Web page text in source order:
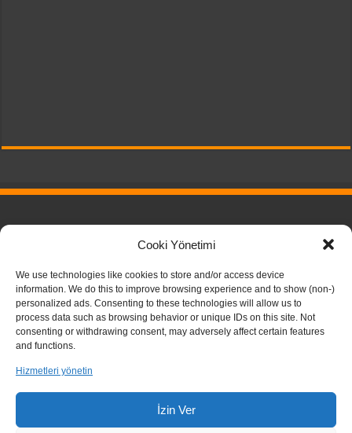
Cooki Yönetimi
We use technologies like cookies to store and/or access device
information. We do this to improve browsing experience and to show (non-)
personalized ads. Consenting to these technologies will allow us to
process data such as browsing behavior or unique IDs on this site. Not
consenting or withdrawing consent, may adversely affect certain features
and functions.
Hizmetleri yönetin
İzin Ver
Pricing Plans
Privacy Policy